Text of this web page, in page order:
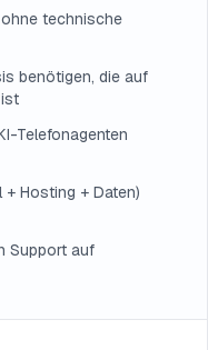
technische
benötigen, die auf
Telefonagenten
Hosting + Daten)
Support auf